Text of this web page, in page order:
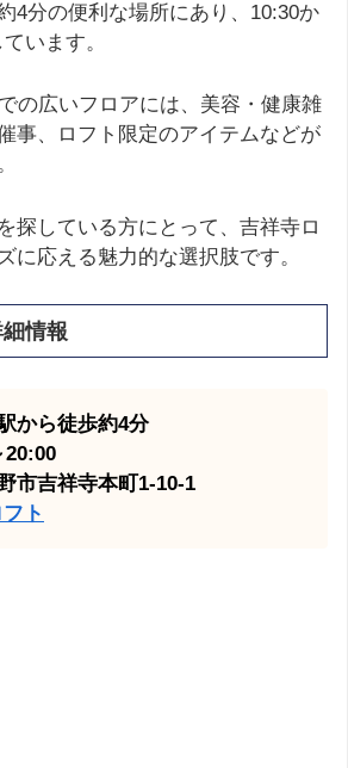
4分の便利な場所にあり、10:30か
います。
の広いフロアには、美容・健康雑
事、ロフト限定のアイテムなどが
探している方にとって、吉祥寺ロ
に応える魅力的な選択肢です。
情報
から徒歩約4分
20:00
市吉祥寺本町1-10-1
ト